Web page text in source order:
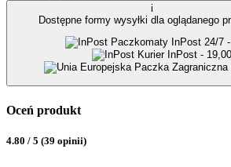
i
Dostępne formy wysyłki dla oglądanego
Paczkomaty InPost 24/7 -
Kurier InPost -
Paczka Zagraniczna
Oceń produkt
4.80 / 5 (39 opinii)